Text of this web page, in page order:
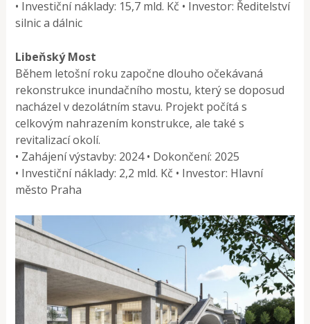
• Investiční náklady: 15,7 mld. Kč • Investor: Ředitelství
silnic a dálnic
Libeňský Most
Během letošní roku započne dlouho očekávaná
rekonstrukce inundačního mostu, který se doposud
nacházel v dezolátním stavu. Projekt počítá s
celkovým nahrazením konstrukce, ale také s
revitalizací okolí.
• Zahájení výstavby: 2024 • Dokončení: 2025
• Investiční náklady: 2,2 mld. Kč • Investor: Hlavní
město Praha